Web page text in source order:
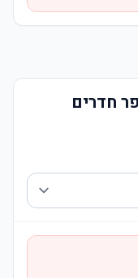
חדרים